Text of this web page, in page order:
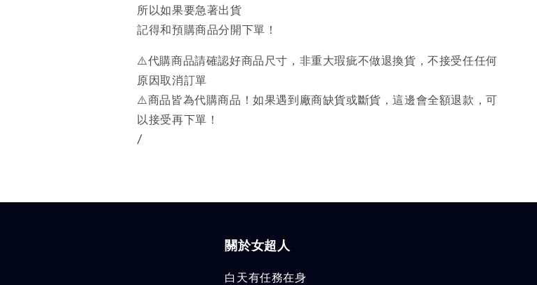
所以如果要急著出貨
記得和預購商品分開下單！
⚠️代購商品請確認好商品尺寸，非重大瑕疵不做退換貨，不接受任任何
原因取消訂單
⚠️商品皆為代購商品！如果遇到廠商缺貨或斷貨，這邊會全額退款，可
以接受再下單！
/
關於女超人
白天有任務在身